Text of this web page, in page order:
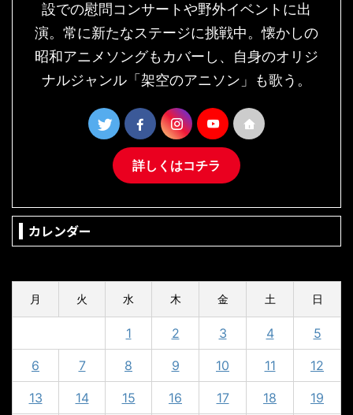
設での慰問コンサートや野外イベントに出
演。常に新たなステージに挑戦中。懐かしの
昭和アニメソングもカバーし、自身のオリジ
ナルジャンル「架空のアニソン」も歌う。
詳しくはコチラ
カレンダー
月 火 水 木 金 土 日
1 2 3 4 5
6 7 8 9 10 11 12
13 14 15 16 17 18 19